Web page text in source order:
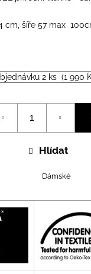
cm, šíře 57 max
Dámské
Hlídat